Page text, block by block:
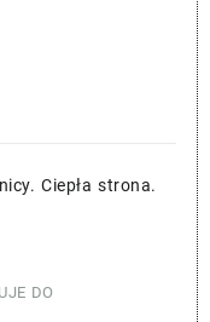
Ciepła strona.
DO